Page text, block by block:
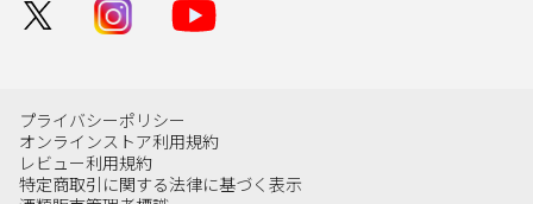
プライバシーポリシー
オンラインストア利用規約
レビュー利用規約
特定商取引に関する法律に基づく表示